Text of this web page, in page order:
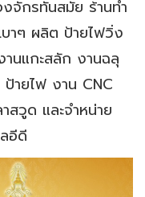
งจักรทันสมัย ร้านทำ
าๆ ผลิต ป้ายไฟวิ่ง
นแกะสลัก งานฉลุ
ายไฟ งาน CNC
สวูด และจำหน่าย
อีดี